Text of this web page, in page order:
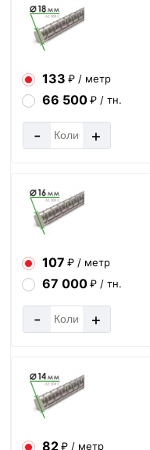
133 ₽ / метр
66 500₽ / тн.
- +
107 ₽ / метр
67 000₽ / тн.
- +
82₽ / метр